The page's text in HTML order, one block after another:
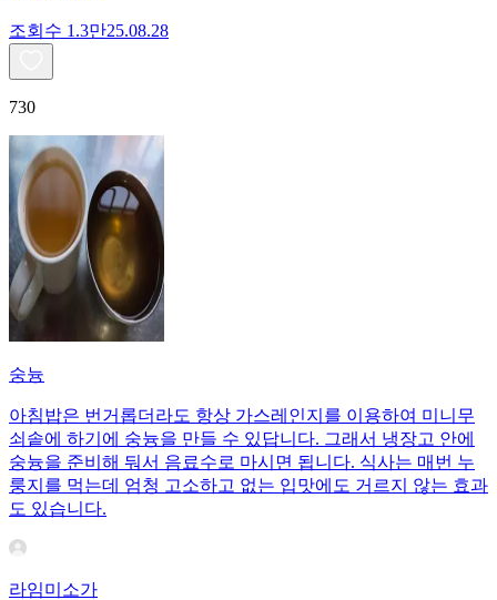
조회수 1.3만25.08.28
730
숭늉
아침밥은 번거롭더라도 항상 가스레인지를 이용하여 미니무
쇠솥에 하기에 숭늉을 만들 수 있답니다. 그래서 냉장고 안에
숭늉을 준비해 둬서 음료수로 마시면 됩니다. 식사는 매번 누
룽지를 먹는데 엄청 고소하고 없는 입맛에도 거르지 않는 효과
도 있습니다.
라임미소가